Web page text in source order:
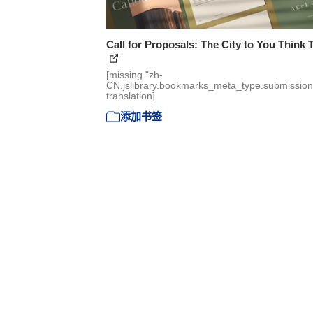
Call for Proposals: The City to You Think
[missing "zh-
translation]
添加书签